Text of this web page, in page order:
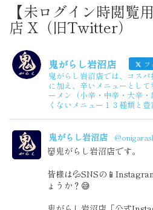
【未ログイン時閲覧
店 X（旧Twitter）
鬼がらし岩沼店 フ
鬼がらし岩沼店では、コス
に加え、辛いメニューとし
ーメン（小辛・中辛・大辛
くないメニュー１３種類と豊
鬼がらし岩沼店
👹鬼がらし岩沼店です。
皆様は💦SNSの
ょうか？😅